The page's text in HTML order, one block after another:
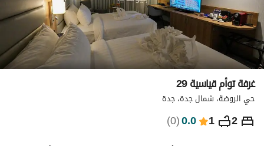
غرفة توأم قياسية 29
حي الروضة، شمال جدة، جدة
2
1
0.0
(
0
) ⃁
345 ليلة